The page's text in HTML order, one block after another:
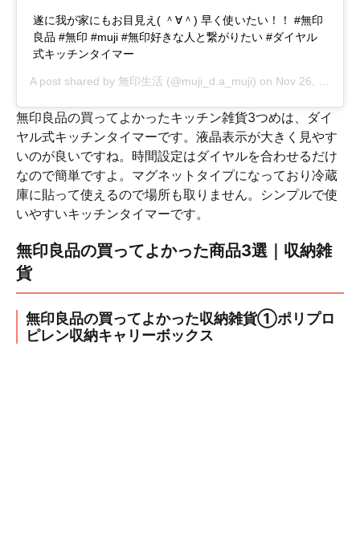
遂に我が家にもお目見え( ＾∀＾) 早く使いたい！！ #無印
良品 #無印 #muji #無印好きな人と繋がりたい #ダイヤル
式キッチンタイマー
A post shared by 無印生活 (@muji_d.a_muji) on Nov 26, 2018 at 1:42am PST
無印良品の買ってよかったキッチン雑貨3つめは、ダイ
ヤル式キッチンタイマーです。液晶表示が大きく見やす
いのが良いですね。時間設定はダイヤルを合わせるだけ
なので簡単ですよ。マグネットタイプになっており冷蔵
庫に貼って使えるので場所も取りません。シンプルで使
いやすいキッチンタイマーです。
無印良品の買ってよかった商品3選｜収納雑
貨
無印良品の買ってよかった収納雑貨①ポリプロ
ピレン収納キャリーボックス